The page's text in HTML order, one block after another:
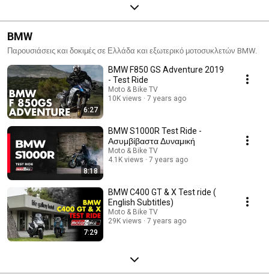
BMW
Παρουσιάσεις και δοκιμές σε Ελλάδα και εξωτερικό μοτοσυκλετών BMW.
6:27
BMW F850 GS Adventure 2019
- Test Ride
Moto & Bike TV
10K views
7 years ago
8:18
BMW S1000R Test Ride -
Ασυμβίβαστα Δυναμική
Moto & Bike TV
4.1K views
7 years ago
7:29
BMW C400 GT & X Test ride (
English Subtitles)
Moto & Bike TV
29K views
7 years ago